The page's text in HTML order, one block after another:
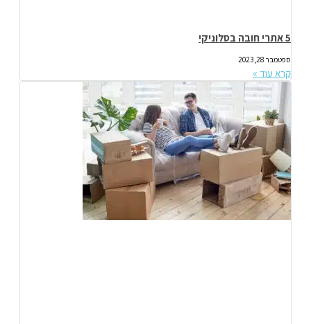
5 אתרי חובה בסלוניקי
ספטמבר 28, 2023
קרא עוד »